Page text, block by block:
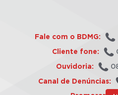
Fale com o BDMG:
Cliente fone:
Ouvidoria:
Canal de Denúncias: